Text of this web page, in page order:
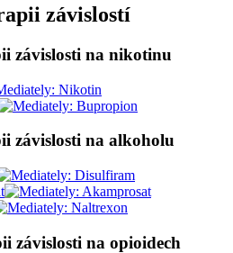
závislostí
závislosti na nikotinu
závislosti na alkoholu
závislosti na opioidech